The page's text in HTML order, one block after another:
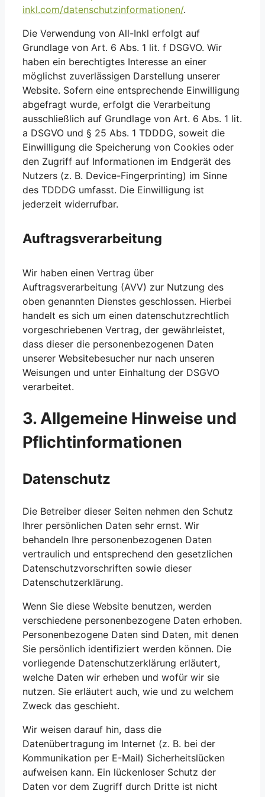
inkl.com/datenschutzinformationen/.
Die Verwendung von All-Inkl erfolgt auf
Grundlage von Art. 6 Abs. 1 lit. f DSGVO. Wir
haben ein berechtigtes Interesse an einer
möglichst zuverlässigen Darstellung unserer
Website. Sofern eine entsprechende Einwilligung
abgefragt wurde, erfolgt die Verarbeitung
ausschließlich auf Grundlage von Art. 6 Abs. 1 lit.
a DSGVO und § 25 Abs. 1 TDDDG, soweit die
Einwilligung die Speicherung von Cookies oder
den Zugriff auf Informationen im Endgerät des
Nutzers (z. B. Device-Fingerprinting) im Sinne
des TDDDG umfasst. Die Einwilligung ist
jederzeit widerrufbar.
Auftragsverarbeitung
Wir haben einen Vertrag über
Auftragsverarbeitung (AVV) zur Nutzung des
oben genannten Dienstes geschlossen. Hierbei
handelt es sich um einen datenschutzrechtlich
vorgeschriebenen Vertrag, der gewährleistet,
dass dieser die personenbezogenen Daten
unserer Websitebesucher nur nach unseren
Weisungen und unter Einhaltung der DSGVO
verarbeitet.
3. Allgemeine Hinweise und
Pflicht­informationen
Datenschutz
Die Betreiber dieser Seiten nehmen den Schutz
Ihrer persönlichen Daten sehr ernst. Wir
behandeln Ihre personenbezogenen Daten
vertraulich und entsprechend den gesetzlichen
Datenschutzvorschriften sowie dieser
Datenschutzerklärung.
Wenn Sie diese Website benutzen, werden
verschiedene personenbezogene Daten erhoben.
Personenbezogene Daten sind Daten, mit denen
Sie persönlich identifiziert werden können. Die
vorliegende Datenschutzerklärung erläutert,
welche Daten wir erheben und wofür wir sie
nutzen. Sie erläutert auch, wie und zu welchem
Zweck das geschieht.
Wir weisen darauf hin, dass die
Datenübertragung im Internet (z. B. bei der
Kommunikation per E-Mail) Sicherheitslücken
aufweisen kann. Ein lückenloser Schutz der
Daten vor dem Zugriff durch Dritte ist nicht